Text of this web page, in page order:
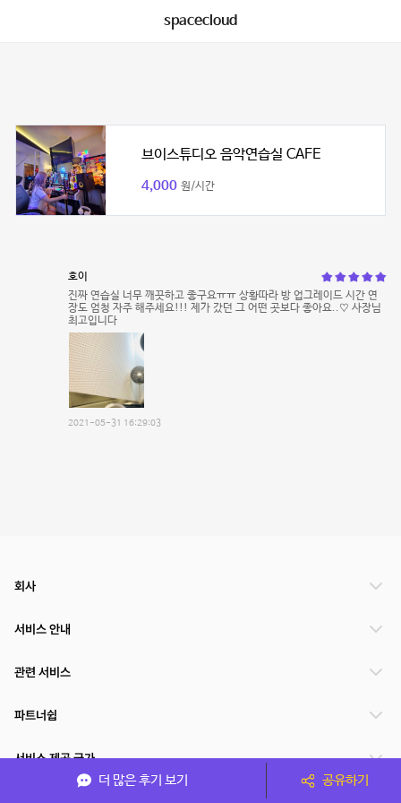
spacecloud
브이스튜디오 음악연습실 CAFE
4,000 원/시간
호이
진짜 연습실 너무 깨끗하고 좋구요ㅠㅠ 상황따라 방 업그레이드 시간 연
장도 엄청 자주 해주세요!!! 제가 갔던 그 어떤 곳보다 좋아요..♡ 사장님
최고입니다
2021-05-31 16:29:03
더 많은 후기 보기 공유하기
회사
서비스 안내
관련 서비스
파트너쉽
서비스 제공 국가